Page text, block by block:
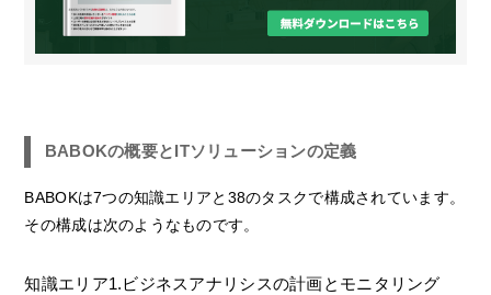
BABOKの概要とITソリューションの定義
BABOKは7つの知識エリアと38のタスクで構成されています。
その構成は次のようなものです。
知識エリア1.ビジネスアナリシスの計画とモニタリング